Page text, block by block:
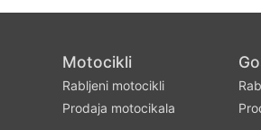
Motocikli
Rabljeni motocikli
Prodaja motocikala